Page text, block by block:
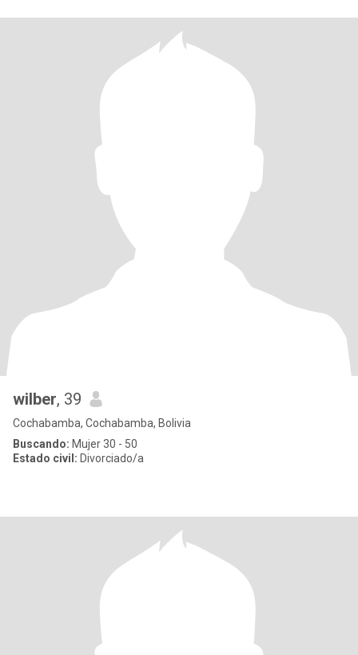
wilber, 39
Cochabamba, Cochabamba, Bolivia
Buscando: Mujer 30 - 50
Estado civil: Divorciado/a